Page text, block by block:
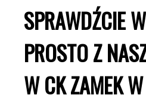
SPRAWDŹCIE
PROSTO Z
W CK ZAMEK